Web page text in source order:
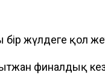
жүлдеге қол
финалдық